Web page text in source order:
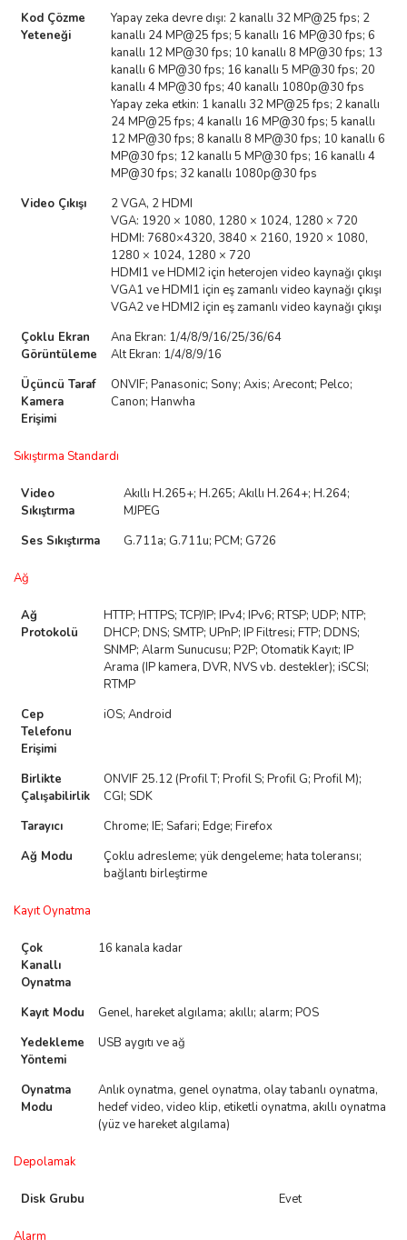
Kod Çözme
Yeteneği
Yapay zeka devre dışı: 2 kanallı 32 MP@25 fps; 2
kanallı 24 MP@25 fps; 5 kanallı 16 MP@30 fps; 6
kanallı 12 MP@30 fps; 10 kanallı 8 MP@30 fps; 13
kanallı 6 MP@30 fps; 16 kanallı 5 MP@30 fps; 20
kanallı 4 MP@30 fps; 40 kanallı 1080p@30 fps
Yapay zeka etkin: 1 kanallı 32 MP@25 fps; 2 kanallı
24 MP@25 fps; 4 kanallı 16 MP@30 fps; 5 kanallı
12 MP@30 fps; 8 kanallı 8 MP@30 fps; 10 kanallı 6
MP@30 fps; 12 kanallı 5 MP@30 fps; 16 kanallı 4
MP@30 fps; 32 kanallı 1080p@30 fps
Video Çıkışı
2 VGA, 2 HDMI
VGA: 1920 × 1080, 1280 × 1024, 1280 × 720
HDMI: 7680×4320, 3840 × 2160, 1920 × 1080,
1280 × 1024, 1280 × 720
HDMI1 ve HDMI2 için heterojen video kaynağı çıkışı
VGA1 ve HDMI1 için eş zamanlı video kaynağı çıkışı
VGA2 ve HDMI2 için eş zamanlı video kaynağı çıkışı
Çoklu Ekran
Görüntüleme
Ana Ekran: 1/4/8/9/16/25/36/64
Alt Ekran: 1/4/8/9/16
Üçüncü Taraf
Kamera
Erişimi
ONVIF; Panasonic; Sony; Axis; Arecont; Pelco;
Canon; Hanwha
Sıkıştırma Standardı
Video
Sıkıştırma
Akıllı H.265+; H.265; Akıllı H.264+; H.264;
MJPEG
Ses Sıkıştırma
G.711a; G.711u; PCM; G726
Ağ
Ağ
Protokolü
HTTP; HTTPS; TCP/IP; IPv4; IPv6; RTSP; UDP; NTP;
DHCP; DNS; SMTP; UPnP; IP Filtresi; FTP; DDNS;
SNMP; Alarm Sunucusu; P2P; Otomatik Kayıt; IP
Arama (IP kamera, DVR, NVS vb. destekler); iSCSI;
RTMP
Cep
Telefonu
Erişimi
iOS; Android
Birlikte
Çalışabilirlik
ONVIF 25.12 (Profil T; Profil S; Profil G; Profil M);
CGI; SDK
Tarayıcı
Chrome; IE; Safari; Edge; Firefox
Ağ Modu
Çoklu adresleme; yük dengeleme; hata toleransı;
bağlantı birleştirme
Kayıt Oynatma
Çok
Kanallı
Oynatma
16 kanala kadar
Kayıt Modu
Genel, hareket algılama; akıllı; alarm; POS
Yedekleme
Yöntemi
USB aygıtı ve ağ
Oynatma
Modu
Anlık oynatma, genel oynatma, olay tabanlı oynatma,
hedef video, video klip, etiketli oynatma, akıllı oynatma
(yüz ve hareket algılama)
Depolamak
Disk Grubu Evet
Alarm